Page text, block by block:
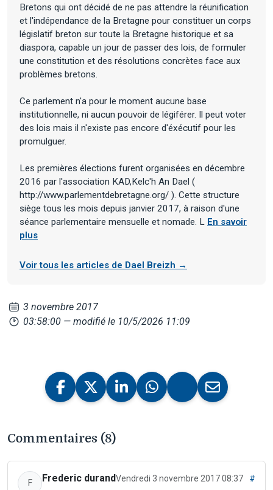
Bretons qui ont décidé de ne pas attendre la réunification
et l'indépendance de la Bretagne pour constituer un corps
législatif breton sur toute la Bretagne historique et sa
diaspora, capable un jour de passer des lois, de formuler
une constitution et des résolutions concrètes face aux
problèmes bretons.
Ce parlement n'a pour le moment aucune base
institutionnelle, ni aucun pouvoir de légiférer. Il peut voter
des lois mais il n'existe pas encore d'éxécutif pour les
promulguer.
Les premières élections furent organisées en décembre
2016 par l'association KAD,Kelc'h An Dael (
http://www.parlementdebretagne.org/ ). Cette structure
siège tous les mois depuis janvier 2017, à raison d'une
séance parlementaire mensuelle et nomade. L En savoir
plus
Voir tous les articles de Dael Breizh →
3 novembre 2017
03:58:00 — modifié le 10/5/2026 11:09
Commentaires (8)
F Frederic durandVendredi 3 novembre 2017 08:37 #